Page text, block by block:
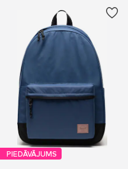
PIEDĀVĀJUMS